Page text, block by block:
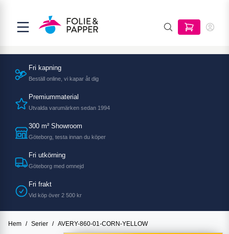
Fri kapning
Beställ online, vi kapar åt dig
Premiummaterial
Utvalda varumärken sedan 1994
300 m² Showroom
Göteborg, testa innan du köper
Fri utkörning
Göteborg med omnejd
Fri frakt
Vid köp över 2 500 kr
Hem / Serier / AVERY-860-01-CORN-YELLOW